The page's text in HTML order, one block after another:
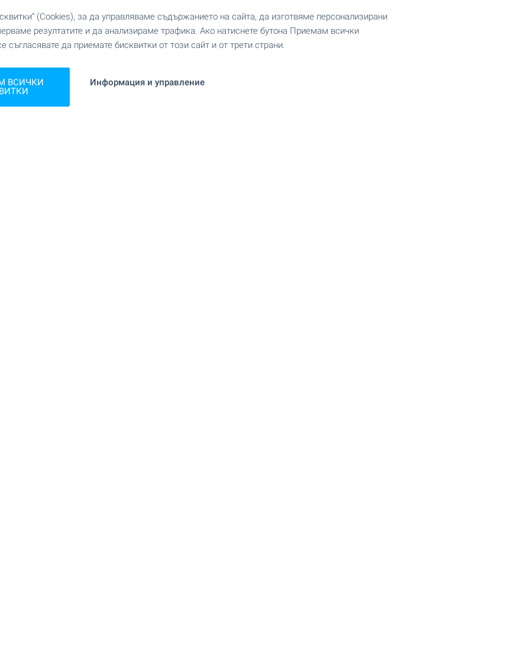
(Cookies), за да управляваме съдържанието на сайта, да изготвяме персонализирани
резултатите и да анализираме трафика. Ако натиснете бутона Приемам всички
съгласявате да приемате бисквитки от този сайт и от трети страни.
ВСИЧКИ
Информация и управление